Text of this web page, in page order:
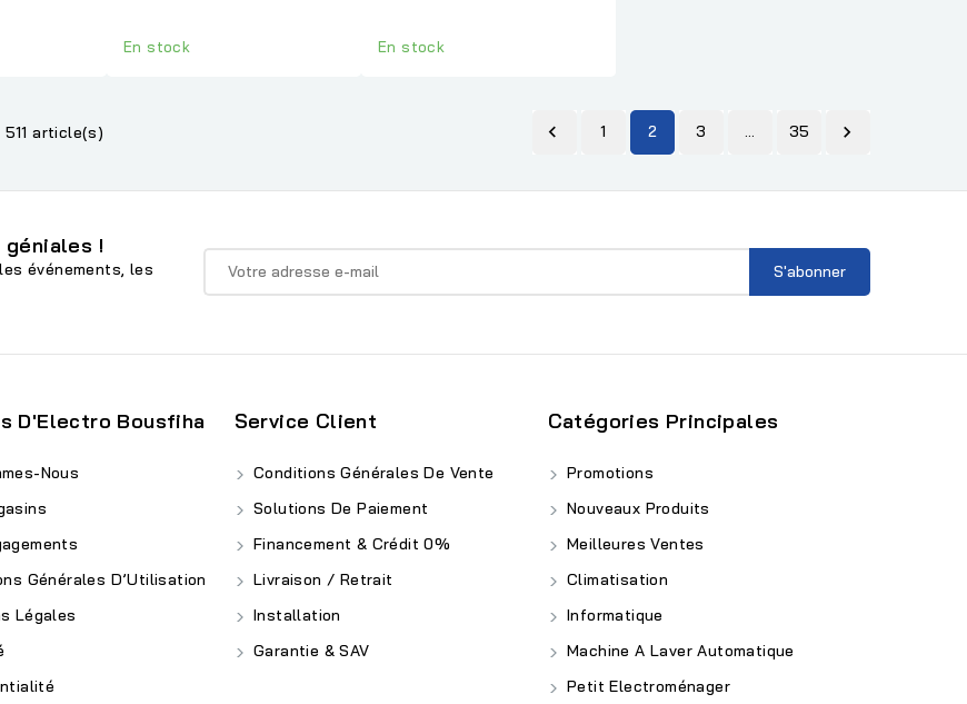
En stock En stock
article(s)  1 2 3 … 35 
!
événements, les
D'Electro Bousfiha
Nous
Générales D’Utilisation
Légales
Service Client
Conditions Générales De Vente
Solutions De Paiement
Financement & Crédit 0%
Livraison / Retrait
Installation
Garantie & SAV
Catégories Principales
Promotions
Nouveaux Produits
Meilleures Ventes
Climatisation
Informatique
Machine A Laver Automatique
Petit Electroménager